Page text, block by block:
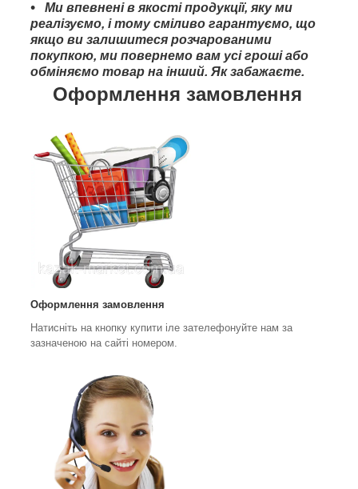
Ми впевнені в якості продукції, яку ми
реалізуємо, і тому сміливо гарантуємо, що
якщо ви залишитеся розчарованими
покупкою, ми повернемо вам усі гроші або
обміняємо товар на інший. Як забажаєте.
Оформлення замовлення
Оформлення замовлення
Натисніть на кнопку купити іле зателефонуйте нам за
зазначеною на сайті номером.